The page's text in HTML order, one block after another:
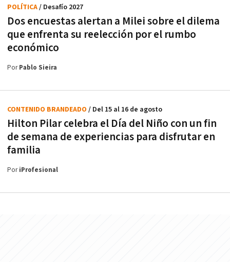
Dos encuestas alertan a Milei sobre el dilema
que enfrenta su reelección por el rumbo
económico
POLÍTICA/ Desafío 2027
PorPablo Sieira
Hilton Pilar celebra el Día del Niño con un fin
de semana de experiencias para disfrutar en
familia
CONTENIDO BRANDEADO / Del 15 al 16 de agosto
PoriProfesional